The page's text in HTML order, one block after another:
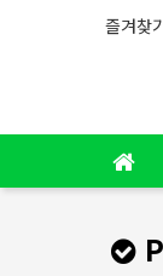
즐겨찾